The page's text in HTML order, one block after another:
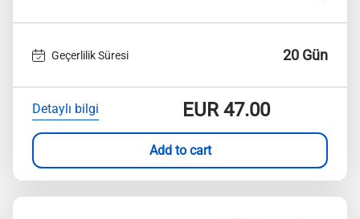
Geçerlilik Süresi 20 Gün
Detaylı bilgi EUR47.00
Add to cart